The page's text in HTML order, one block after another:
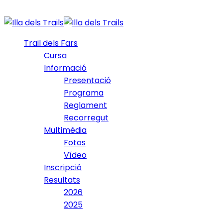
Trail dels Fars
Cursa
Informació
Presentació
Programa
Reglament
Recorregut
Multimèdia
Fotos
Vídeo
Inscripció
Resultats
2026
2025